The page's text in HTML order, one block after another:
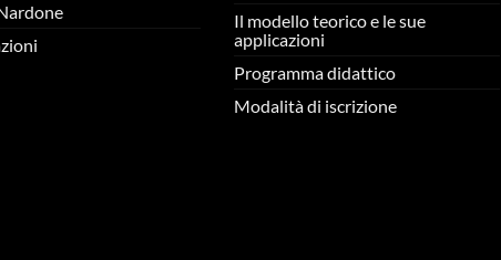
Il modello teorico e le sue
applicazioni
Programma didattico
Modalità di iscrizione